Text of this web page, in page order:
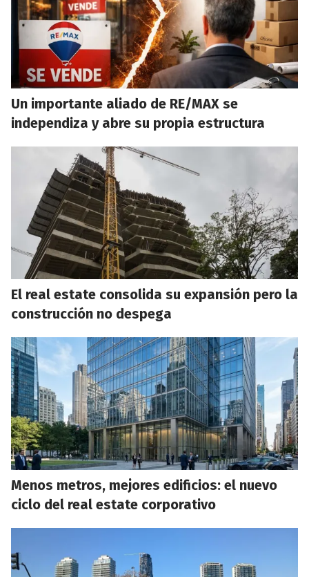
Un importante aliado de RE/MAX se
independiza y abre su propia estructura
El real estate consolida su expansión pero la
construcción no despega
Menos metros, mejores edificios: el nuevo
ciclo del real estate corporativo